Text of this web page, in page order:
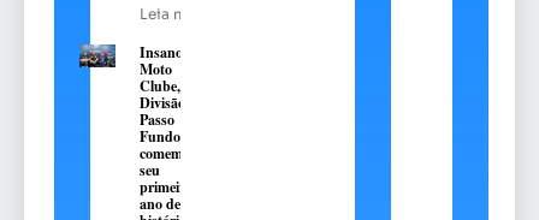
Leia mais
Insanos
Moto
Clube,
Divisão
Passo
Fundo,
comemora
seu
primeiro
ano de